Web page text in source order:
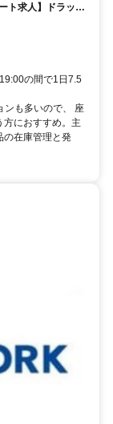
ト求人】ドラッグ
の間で1日7.5
ンも多いので、 座
方におすすめ。主
の在庫管理と発